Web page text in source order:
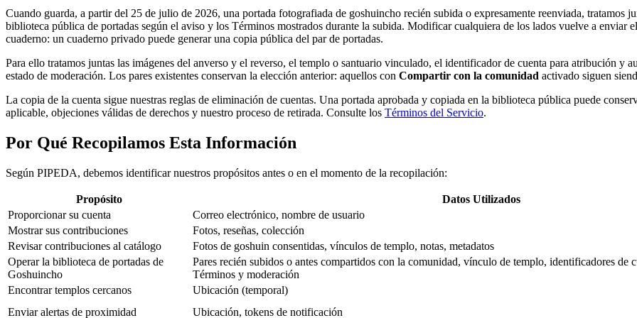
Cuando guarda, a partir del 25 de julio de 2026, una portada fotografiada de goshuincho recién subida o expresamente reenviada, tratamos
biblioteca pública de portadas según el aviso y los Términos mostrados durante la subida. Modificar cualquiera de los lados vuelve a enviar
cuaderno: un cuaderno privado puede generar una copia pública del par de portadas.
Para ello tratamos juntas las imágenes del anverso y el reverso, el templo o santuario vinculado, el identificador de cuenta para atribución y
estado de moderación. Los pares existentes conservan la elección anterior: aquellos con Compartir con la comunidad activado siguen
La copia de la cuenta sigue nuestras reglas de eliminación de cuentas. Una portada aprobada y copiada en la biblioteca pública puede
aplicable, objeciones válidas de derechos y nuestro proceso de retirada. Consulte los Términos del Servicio.
Por Qué Recopilamos Esta Información
Según PIPEDA, debemos identificar nuestros propósitos antes o en el momento de la recopilación:
Propósito
Datos Utilizados
Proporcionar su cuenta
Correo electrónico, nombre de usuario
Mostrar sus contribuciones
Fotos, reseñas, colección
Revisar contribuciones al catálogo
Fotos de goshuin consentidas, vínculos de templo, notas, metadatos
Operar la biblioteca de portadas de
Goshuincho
Pares recién subidos o antes compartidos con la comunidad, vínculo de templo, identificadores de
Términos y moderación
Encontrar templos cercanos
Ubicación (temporal)
Enviar alertas de proximidad
Ubicación, tokens de notificación